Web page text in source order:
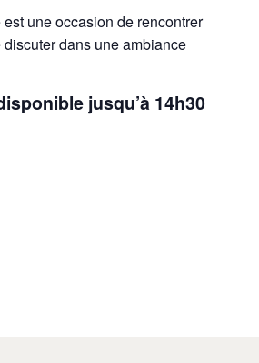
une occasion de rencontrer
discuter dans une ambiance
jusqu’à 14h30